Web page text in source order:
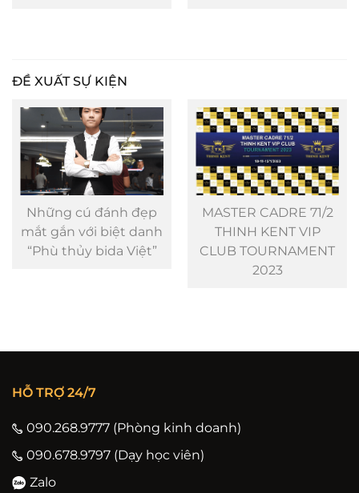
ĐỀ XUẤT SỰ KIỆN
Những cú đánh đẹp
mắt gắn với biệt danh
“Phù thủy bida Việt”
MASTER CADRE 71/2
THINH KENT VIP
CLUB TOURNAMENT
2023
HỖ TRỢ 24/7
090.268.9777 (Phòng kinh doanh)
090.678.9797 (Dạy học viên)
Zalo